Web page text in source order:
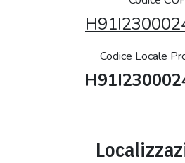
Codice Locale